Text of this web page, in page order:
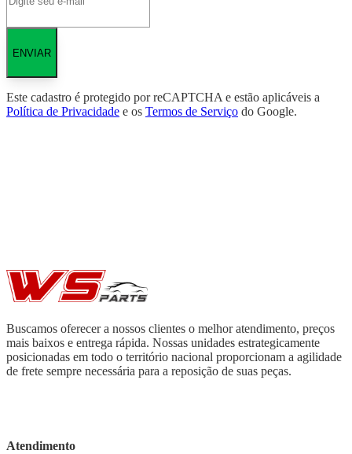
ENVIAR
Este cadastro é protegido por reCAPTCHA e estão aplicáveis a
Política de Privacidade e os Termos de Serviço do Google.
Buscamos oferecer a nossos clientes o melhor atendimento, preços
mais baixos e entrega rápida. Nossas unidades estrategicamente
posicionadas em todo o território nacional proporcionam a agilidade
de frete sempre necessária para a reposição de suas peças.
Atendimento